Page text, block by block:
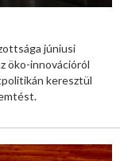
júniusi
öko-innovációról
keresztül